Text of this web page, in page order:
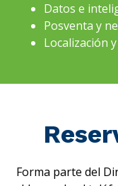
Datos e
Posventa y
Localización
Forma parte del